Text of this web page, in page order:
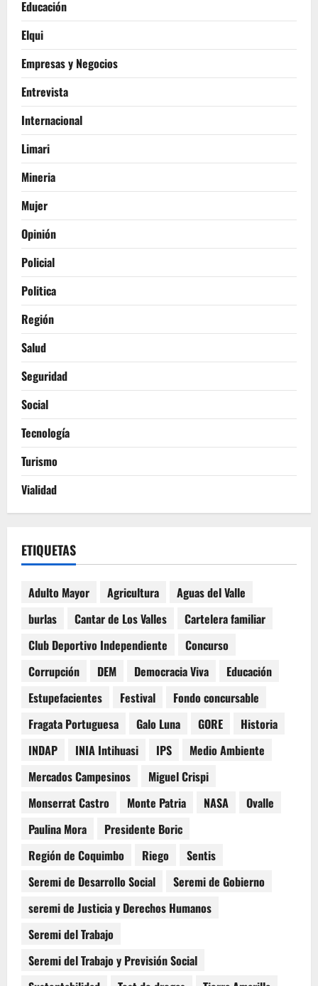
Educación
Elqui
Empresas y Negocios
Entrevista
Internacional
Limari
Mineria
Mujer
Opinión
Policial
Politica
Región
Salud
Seguridad
Social
Tecnología
Turismo
Vialidad
ETIQUETAS
Adulto Mayor Agricultura
Aguas del Valle
burlas
Cantar de Los Valles
Cartelera familiar
Club Deportivo Independiente
Concurso
Corrupción
DEM Democracia Viva
Educación
Estupefacientes
Festival
Fondo concursable
Fragata Portuguesa
Galo Luna GORE
Historia
INDAP
INIA Intihuasi IPS
Medio Ambiente
Mercados Campesinos
Miguel Crispi
Monserrat Castro
Monte Patria NASA
Ovalle
Paulina Mora
Presidente Boric
Región de Coquimbo
Riego
Sentis
Seremi de Desarrollo Social
Seremi de Gobierno
seremi de Justicia y Derechos Humanos
Seremi del Trabajo
Seremi del Trabajo y Previsión Social